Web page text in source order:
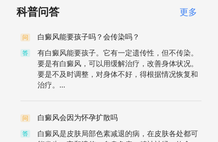
科普问答 更多
问 白癜风能要孩子吗？会传染吗？
答
有白癜风能要孩子。它有一定遗传性，但不传染。
要是有白癜风，可以用缓解治疗，改善身体状况。
要是不及时调整，对身体不好，得根据情况恢复和
治疗。...
问 白癜风会因为怀孕扩散吗
答
白癜风是皮肤局部色素减退的病，在皮肤各处都可